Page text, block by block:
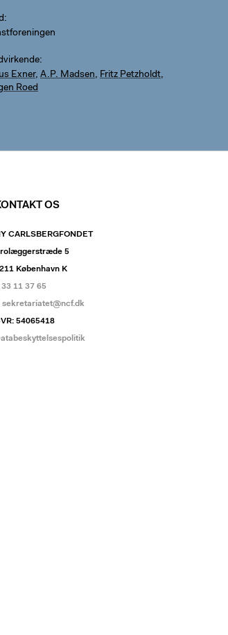
Exner, A.P. Madsen, Fritz Petzholdt,
Roed
OS
CARLSBERGFONDET
5
København K
33 11 37 65
sekretariatet@ncf.dk
54065418